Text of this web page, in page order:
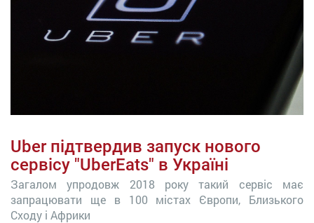
Uber підтвердив запуск нового
сервісу "UberEats" в Україні
Загалом упродовж 2018 року такий сервіс має
запрацювати ще в 100 містах Європи, Близького
Сходу і Африки